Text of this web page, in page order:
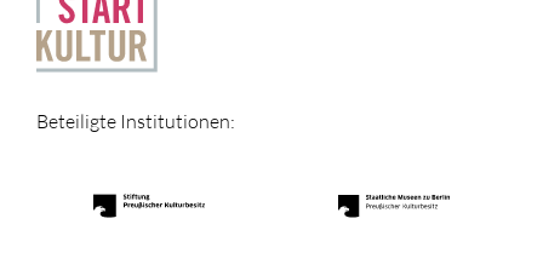
Beteiligte Institutionen: